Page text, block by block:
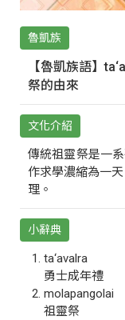
魯凱族
【魯凱族語】
祭的由來
文化介紹
傳統祖靈祭是一
作求學濃縮為一
理。
小辭典
ta‘avalra
勇士成年禮
molapangolai
祖靈祭